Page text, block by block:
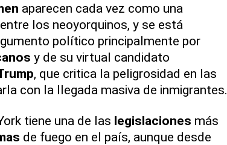
aparecen cada vez como una
los neoyorquinos, y se está
político principalmente por
y de su virtual candidato
, que critica la peligrosidad en las
con la llegada masiva de inmigrantes.
tiene una de las legislaciones más
de fuego en el país, aunque desde